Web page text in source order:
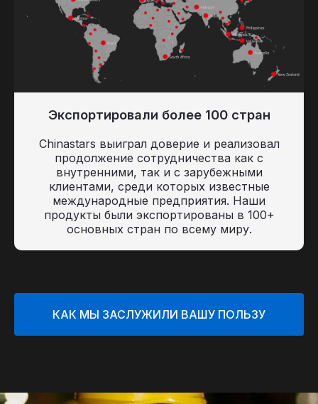
Экспортировали более 100 стран
Chinastars выиграл доверие и реализовал
продолжение сотрудничества как с
внутренними, так и с зарубежными
клиентами, среди которых известные
международные предприятия. Наши
продукты были экспортированы в 100+
основных стран по всему миру.
КАК МЫ ЗАСЛУЖИЛИ ВАШУ ПОЛЬЗУ